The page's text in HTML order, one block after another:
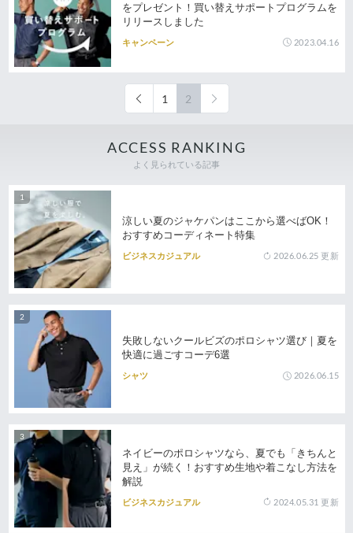
をプレゼント！買い替えサポートプログラムを
リリースしました
キャンペーン 2023.04.16
1 2
ACCESS RANKING
よく見られている記事
涼しい夏のジャケパンはここから選べばOK！
おすすめコーディネート特集
ビジネスカジュアル 2026.06.25 更新
失敗しないクールビズのポロシャツ選び｜夏を
快適に過ごすコーデ6選
シャツ 2026.06.15
ネイビーのポロシャツなら、夏でも「きちんと
見え」が続く！おすすめ生地や着こなし方法を
解説
ビジネスカジュアル 2024.05.31 更新